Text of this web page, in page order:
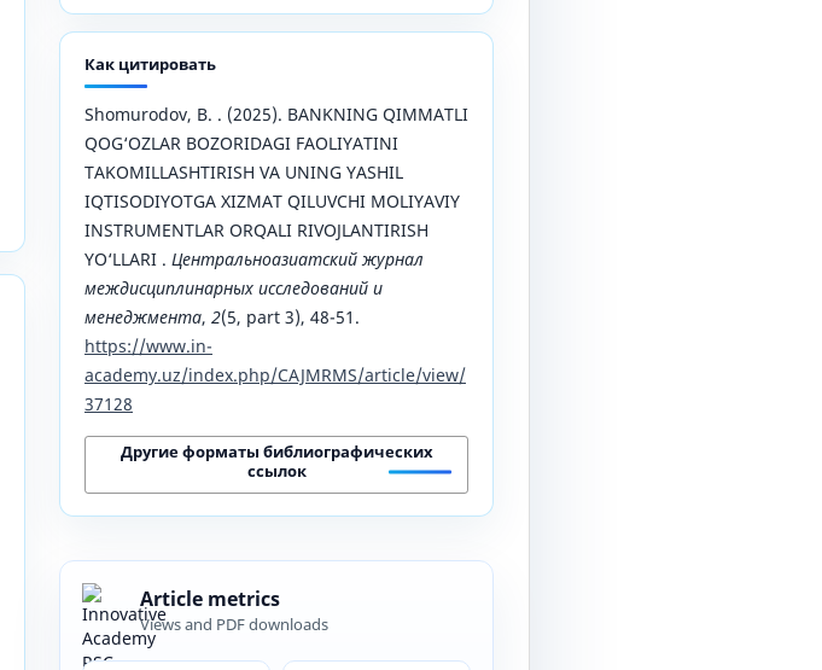
Как цитировать
Shomurodov, B. . (2025). BANKNING QIMMATLI
QOG‘OZLAR BOZORIDAGI FAOLIYATINI
TAKOMILLASHTIRISH VA UNING YASHIL
IQTISODIYOTGA XIZMAT QILUVCHI MOLIYAVIY
INSTRUMENTLAR ORQALI RIVOJLANTIRISH
YO‘LLARI . Центральноазиатский журнал
междисциплинарных исследований и
менеджмента, 2(5, part 3), 48-51.
https://www.in-
academy.uz/index.php/CAJMRMS/article/view/
37128
Другие форматы библиографических
ссылок
Article metrics
Views and PDF downloads